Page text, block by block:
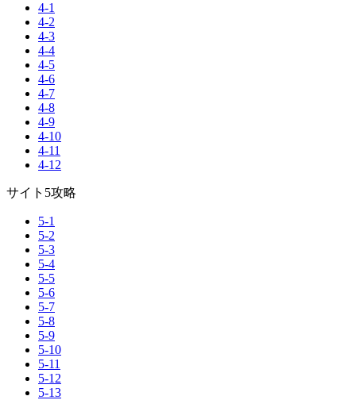
4-1
4-2
4-3
4-4
4-5
4-6
4-7
4-8
4-9
4-10
4-11
4-12
サイト5攻略
5-1
5-2
5-3
5-4
5-5
5-6
5-7
5-8
5-9
5-10
5-11
5-12
5-13